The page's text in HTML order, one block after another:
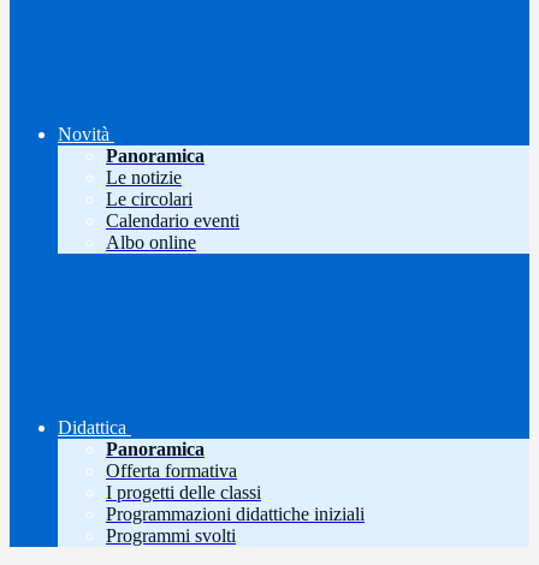
Novità
Panoramica
Le notizie
Le circolari
Calendario eventi
Albo online
Didattica
Panoramica
Offerta formativa
I progetti delle classi
Programmazioni didattiche iniziali
Programmi svolti